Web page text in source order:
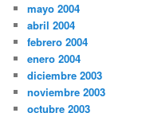
mayo 2004
abril 2004
febrero 2004
enero 2004
diciembre 2003
noviembre 2003
octubre 2003